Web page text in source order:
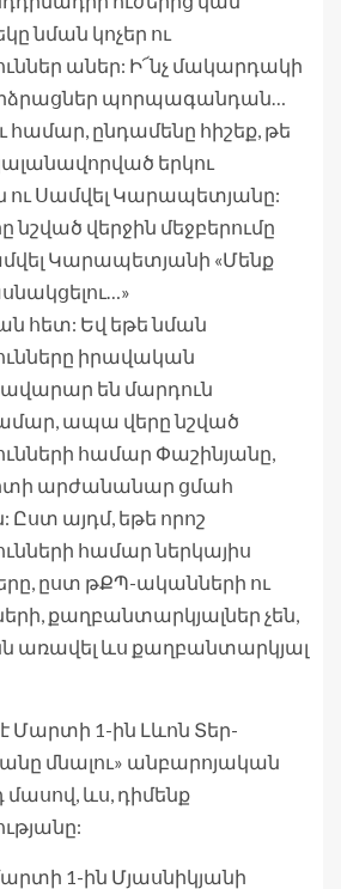
նման կոչեր ու
աներ: Ի՜նչ մակարդակի
պորպագանդան…
ընդամենը հիշեք, թե
երկու
ու Սամվել Կարապետյանը:
վերջին մեջբերումը
Կարապետյանի «Մենք
հետ: Եվ եթե նման
իրավական
են մարդուն
ապա վերը նշված
համար Փաշինյանը,
արժանանար ցմահ
այդմ, եթե որոշ
համար ներկայիս
ըստ թՔՊ-ականների ու
քաղբանտարկյալներ չեն,
առավել ևս քաղբանտարկյալ
Մարտի 1-ին Լևոն Տեր-
մնալու» անբարոյական
ևս, դիմենք
1-ին Մյասնիկյանի